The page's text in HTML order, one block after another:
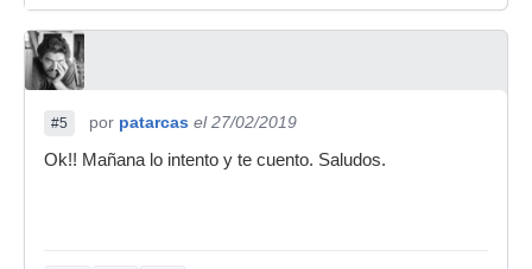
#5 por patarcas el 27/02/2019
Ok!! Mañana lo intento y te cuento. Saludos.